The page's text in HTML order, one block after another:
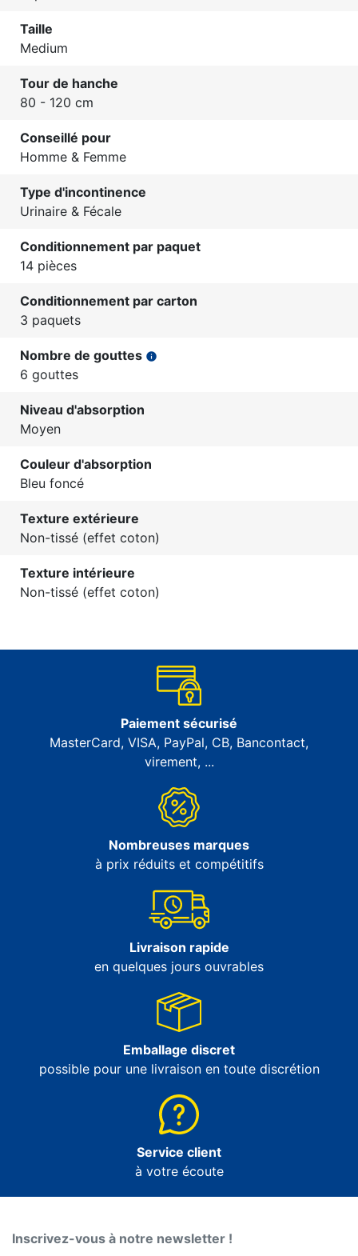
Taille
Medium
Tour de hanche
80 - 120 cm
Conseillé pour
Homme & Femme
Type d'incontinence
Urinaire & Fécale
Conditionnement par paquet
14 pièces
Conditionnement par carton
3 paquets
Nombre de gouttes info
6 gouttes
Niveau d'absorption
Moyen
Couleur d'absorption
Bleu foncé
Texture extérieure
Non-tissé (effet coton)
Texture intérieure
Non-tissé (effet coton)
Paiement sécurisé
MasterCard, VISA, PayPal, CB, Bancontact,
virement, ...
Nombreuses marques
à prix réduits et compétitifs
Livraison rapide
en quelques jours ouvrables
Emballage discret
possible pour une livraison en toute discrétion
Service client
à votre écoute
Inscrivez-vous à notre newsletter !